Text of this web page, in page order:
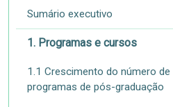
Sumário executivo
1. Programas e cursos
1.1 Crescimento do número de
programas de pós-graduação